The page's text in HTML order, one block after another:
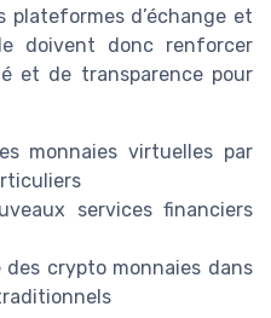
plateformes d’échange et
doivent donc renforcer
et de transparence pour
monnaies virtuelles par
services financiers
crypto monnaies dans